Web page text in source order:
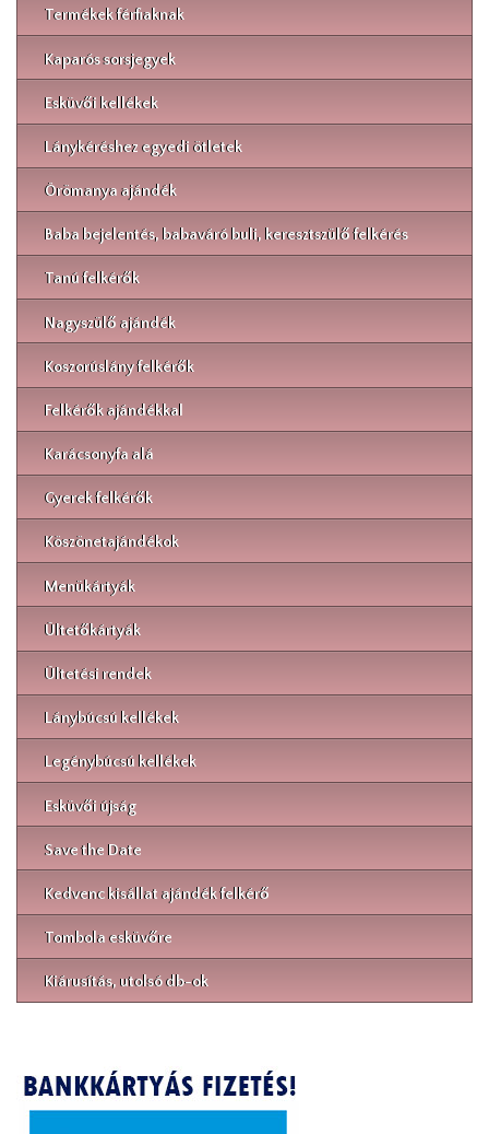
Termékek férfiaknak
Kaparós sorsjegyek
Esküvői kellékek
Lánykéréshez egyedi ötletek
Örömanya ajándék
Baba bejelentés, babaváró buli, keresztszülő felkérés
Tanú felkérők
Nagyszülő ajándék
Koszorúslány felkérők
Felkérők ajándékkal
Karácsonyfa alá
Gyerek felkérők
Köszönetajándékok
Menükártyák
Ültetőkártyák
Ültetési rendek
Lánybúcsú kellékek
Legénybúcsú kellékek
Esküvői újság
Save the Date
Kedvenc kisállat ajándék felkérő
Tombola esküvőre
Kiárusítás, utolsó db-ok